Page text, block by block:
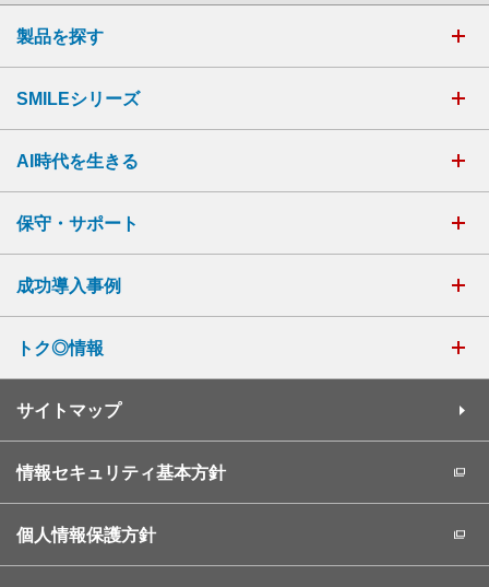
製品を探す
SMILEシリーズ
AI時代を生きる
保守・サポート
成功導入事例
トク◎情報
サイトマップ
情報セキュリティ基本方針
個人情報保護方針